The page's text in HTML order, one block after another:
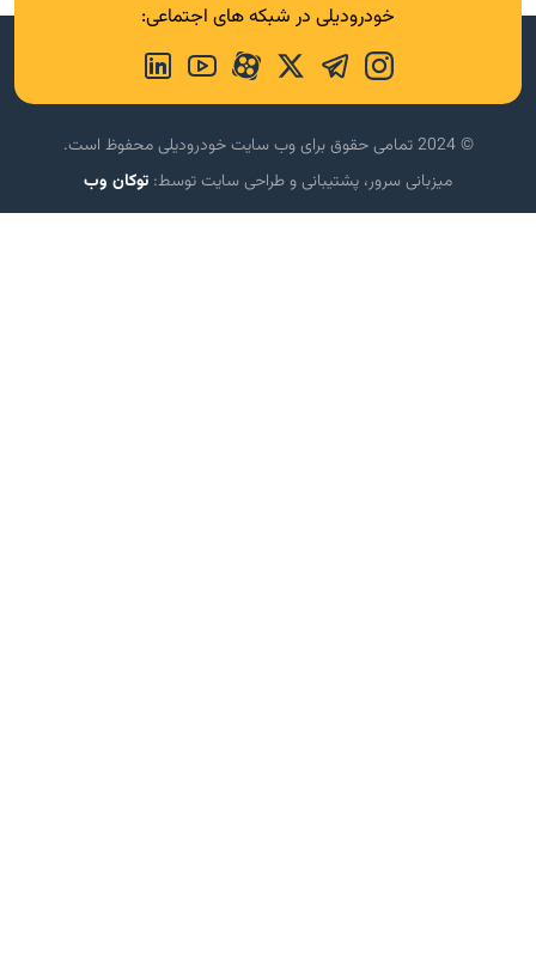
خودرودیلی در شبکه های اجتماعی:
© 2024 تمامی حقوق برای وب سایت خودرودیلی محفوظ است.
میزبانی سرور، پشتیبانی و طراحی سایت توسط: توکان وب